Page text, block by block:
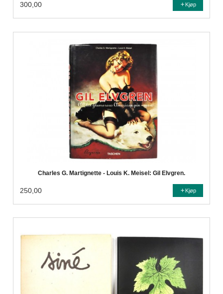
300,00 Kjøp
Charles G. Martignette - Louis K. Meisel: Gil Elvgren.
250,00 Kjøp